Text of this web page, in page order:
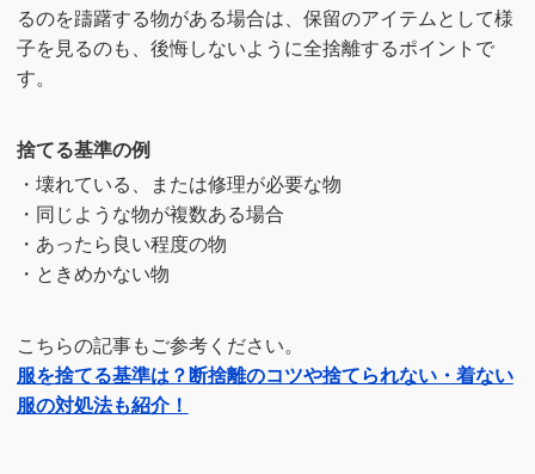
るのを躊躇する物がある場合は、保留のアイテムとして様
子を見るのも、後悔しないように全捨離するポイントで
す。
捨てる基準の例
・壊れている、または修理が必要な物
・同じような物が複数ある場合
・あったら良い程度の物
・ときめかない物
こちらの記事もご参考ください。
服を捨てる基準は？断捨離のコツや捨てられない・着ない
服の対処法も紹介！